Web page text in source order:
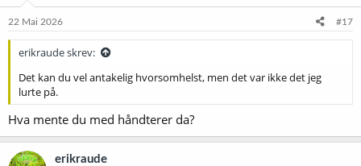
e
22 Mai 2026 #17
erikraude skrev:
Det kan du vel antakelig hvorsomhelst, men det var ikke det jeg
lurte på.
Hva mente du med håndterer da?
erikraude